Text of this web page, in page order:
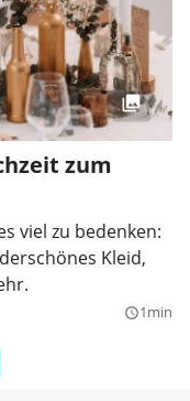
zum
viel zu bedenken:
Kleid,
query_builder1min